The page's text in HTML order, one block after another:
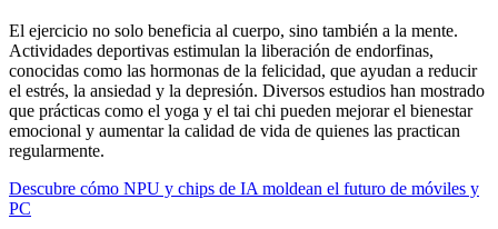
El ejercicio no solo beneficia al cuerpo, sino también a la mente.
Actividades deportivas estimulan la liberación de endorfinas,
conocidas como las hormonas de la felicidad, que ayudan a reducir
el estrés, la ansiedad y la depresión. Diversos estudios han mostrado
que prácticas como el yoga y el tai chi pueden mejorar el bienestar
emocional y aumentar la calidad de vida de quienes las practican
regularmente.
Descubre cómo NPU y chips de IA moldean el futuro de móviles y
PC